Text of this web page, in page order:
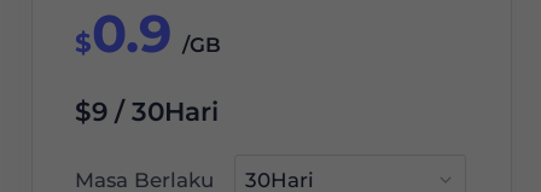
$0.9 /GB
$9 / 30Hari
Masa Berlaku